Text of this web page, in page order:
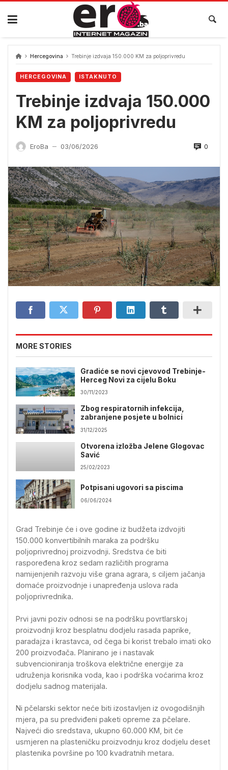
Skip
content
Hercegovina Trebinje izdvaja 150.000 KM za poljoprivredu
HERCEGOVINA ISTAKNUTO
Trebinje izdvaja 150.000
KM za poljoprivredu
EroBa — 03/06/2026 0
MORE STORIES
Gradiće se novi cjevovod Trebinje-
Herceg Novi za cijelu Boku
30/11/2023
Zbog respiratornih infekcija,
zabranjene posjete u bolnici
31/12/2025
Otvorena izložba Jelene Glogovac
Savić
25/02/2023
Potpisani ugovori sa piscima
06/06/2024
Grad Trebinje će i ove godine iz budžeta izdvojiti
150.000 konvertibilnih maraka za podršku
poljoprivrednoj proizvodnji. Sredstva će biti
raspoređena kroz sedam različitih programa
namijenjenih razvoju više grana agrara, s ciljem jačanja
domaće proizvodnje i unapređenja uslova rada
poljoprivrednika.
Prvi javni poziv odnosi se na podršku povrtlarskoj
proizvodnji kroz besplatnu dodjelu rasada paprike,
paradajza i krastavca, od čega bi korist trebalo imati oko
200 proizvođača. Planirano je i nastavak
subvencioniranja troškova električne energije za
udruženja korisnika voda, kao i podrška voćarima kroz
dodjelu sadnog materijala.
Ni pčelarski sektor neće biti izostavljen iz ovogodišnjih
mjera, pa su predviđeni paketi opreme za pčelare.
Najveći dio sredstava, ukupno 60.000 KM, bit će
usmjeren na plasteničku proizvodnju kroz dodjelu deset
plastenika površine po 100 kvadratnih metara.